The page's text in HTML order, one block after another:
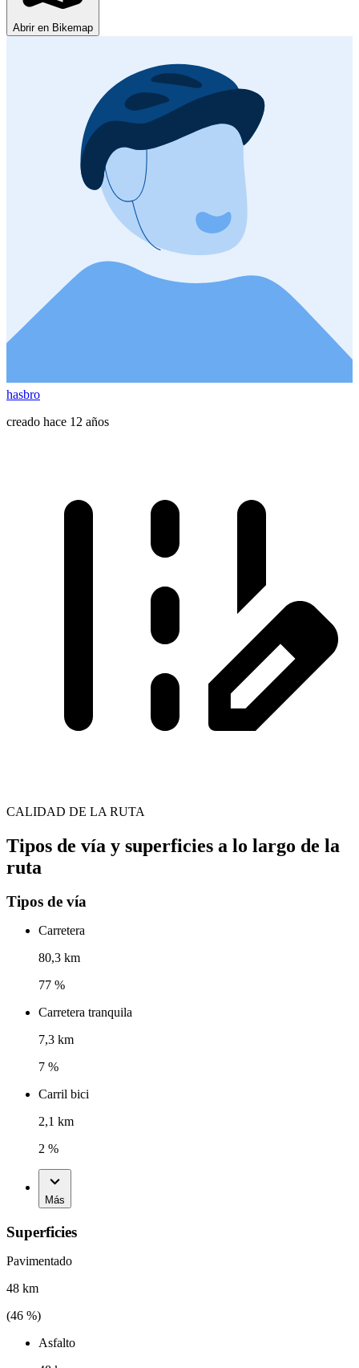
Abrir en Bikemap
hasbro
creado hace 12 años
CALIDAD DE LA RUTA
Tipos de vía y superficies a lo largo de la
ruta
Tipos de vía
Carretera
80,3 km
77 %
Carretera tranquila
7,3 km
7 %
Carril bici
2,1 km
2 %
Más
Superficies
Pavimentado
48 km
(46 %)
Asfalto